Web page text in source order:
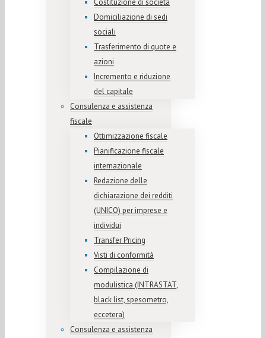
Costituzione di società
Domiciliazione di sedi
sociali
Trasferimento di quote e
azioni
Incremento e riduzione
del capitale
Consulenza e assistenza
fiscale
Ottimizzazione fiscale
Pianificazione fiscale
internazionale
Redazione delle
dichiarazione dei redditi
(UNICO) per imprese e
individui
Transfer Pricing
Visti di conformità
Compilazione di
modulistica (INTRASTAT,
black list, spesometro,
eccetera)
Consulenza e assistenza